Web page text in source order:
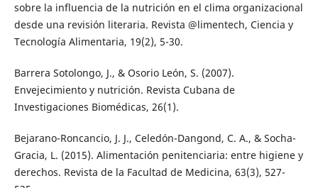
sobre la influencia de la nutrición en el clima organizacional
desde una revisión literaria. Revista @limentech, Ciencia y
Tecnología Alimentaria, 19(2), 5-30.
Barrera Sotolongo, J., & Osorio León, S. (2007).
Envejecimiento y nutrición. Revista Cubana de
Investigaciones Biomédicas, 26(1).
Bejarano-Roncancio, J. J., Celedón-Dangond, C. A., & Socha-
Gracia, L. (2015). Alimentación penitenciaria: entre higiene y
derechos. Revista de la Facultad de Medicina, 63(3), 527-